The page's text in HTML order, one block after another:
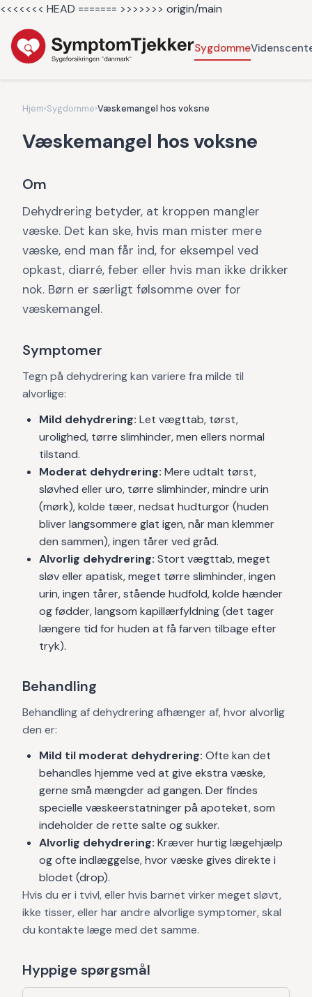
<<<<<<< HEAD ======= >>>>>>> origin/main
Sygdomme
Hjem›Sygdomme›Væskemangel hos voksne
Væskemangel hos voksne
Om
Dehydrering betyder, at kroppen mangler
væske. Det kan ske, hvis man mister mere
væske, end man får ind, for eksempel ved
opkast, diarré, feber eller hvis man ikke drikker
nok. Børn er særligt følsomme over for
væskemangel.
Symptomer
Tegn på dehydrering kan variere fra milde til
alvorlige:
Mild dehydrering: Let vægttab, tørst,
urolighed, tørre slimhinder, men ellers normal
tilstand.
Moderat dehydrering: Mere udtalt tørst,
sløvhed eller uro, tørre slimhinder, mindre urin
(mørk), kolde tæer, nedsat hudturgor (huden
bliver langsommere glat igen, når man klemmer
den sammen), ingen tårer ved gråd.
Alvorlig dehydrering: Stort vægttab, meget
sløv eller apatisk, meget tørre slimhinder, ingen
urin, ingen tårer, stående hudfold, kolde hænder
og fødder, langsom kapillærfyldning (det tager
længere tid for huden at få farven tilbage efter
tryk).
Behandling
Behandling af dehydrering afhænger af, hvor alvorlig
den er:
Mild til moderat dehydrering: Ofte kan det
behandles hjemme ved at give ekstra væske,
gerne små mængder ad gangen. Der findes
specielle væskeerstatninger på apoteket, som
indeholder de rette salte og sukker.
Alvorlig dehydrering: Kræver hurtig lægehjælp
og ofte indlæggelse, hvor væske gives direkte i
blodet (drop).
Hvis du er i tvivl, eller hvis barnet virker meget sløvt,
ikke tisser, eller har andre alvorlige symptomer, skal
du kontakte læge med det samme.
Hyppige spørgsmål